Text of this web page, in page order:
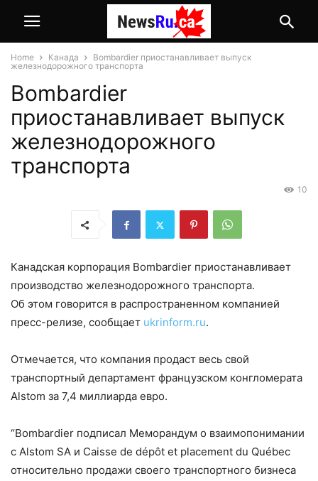
Home Канада
Bombardier приостанавливает выпуск
железнодорожного транспорта
Bombardier
приостанавливает выпуск
железнодорожного
транспорта
10
Канадская корпорация Bombardier приостанавливает
производство железнодорожного транспорта.
Об этом говорится в распространенном компанией
пресс-релизе, сообщает ukrinform.ru.
Отмечается, что компания продаст весь свой
транспортный департамент французском конгломерата
Alstom за 7,4 миллиарда евро.
“Bombardier подписал Меморандум о взаимопонимании
с Alstom ЅА и Caisse de dépôt et placement du Québec
относительно продажи своего транспортного бизнеса